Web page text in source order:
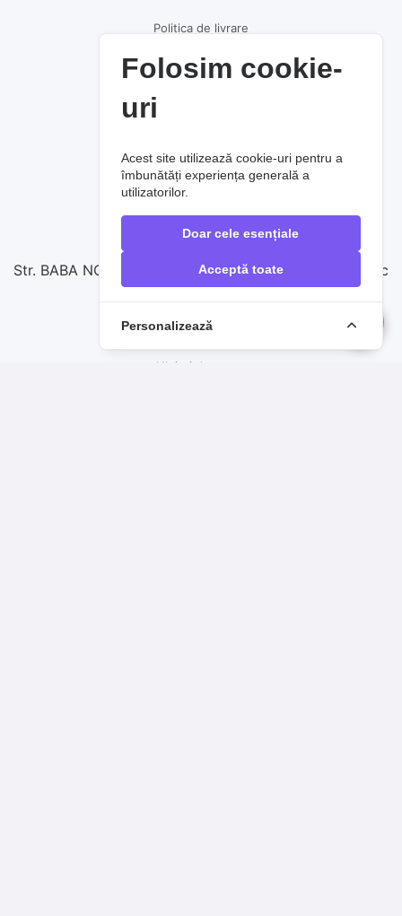
Politica de livrare
Politica de plată
SERVICIUL SUPORT CLIENȚI
Contactați-ne
0720860257
vanzari@raoauto.ro
Str. BABA NOVAC nr.17, complex comercial Baba Novac
PRODUSE DE TOP
Uleiuri de motor
Folosim cookie-
uri
Acest site utilizează cookie-uri pentru a
îmbunătăți experiența generală a
utilizatorilor.
Doar cele esențiale
Acceptă toate
Personalizează